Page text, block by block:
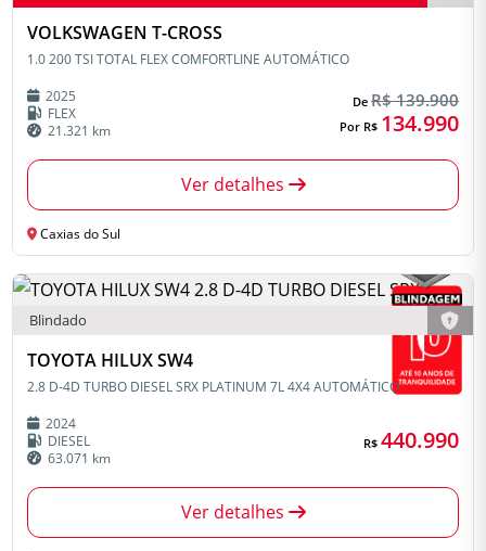
VOLKSWAGEN T-CROSS
1.0 200 TSI TOTAL FLEX COMFORTLINE AUTOMÁTICO
2025
FLEX
21.321 km
De R$ 139.900
Por R$ 134.990
Ver detalhes
Caxias do Sul
Blindado
TOYOTA HILUX SW4
2.8 D-4D TURBO DIESEL SRX PLATINUM 7L 4X4 AUTOMÁTICO
2024
DIESEL
63.071 km
R$ 440.990
Ver detalhes